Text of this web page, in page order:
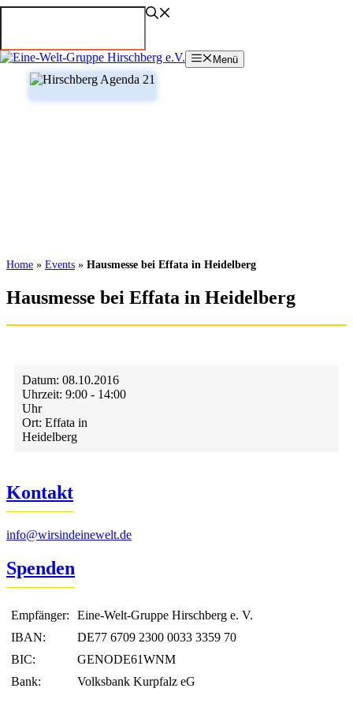
Zum
Menü
Home » Events » Hausmesse bei Effata in Heidelberg
Hausmesse bei Effata in Heidelberg
Datum: 08.10.2016
Uhrzeit: 9:00 - 14:00
Uhr
Ort: Effata in
Heidelberg
Kontakt
info@wirsindeinewelt.de
Spenden
Empfänger:
Eine-Welt-Gruppe Hirschberg e. V.
IBAN:
DE77 6709 2300 0033 3359 70
BIC:
GENODE61WNM
Bank:
Volksbank Kurpfalz eG